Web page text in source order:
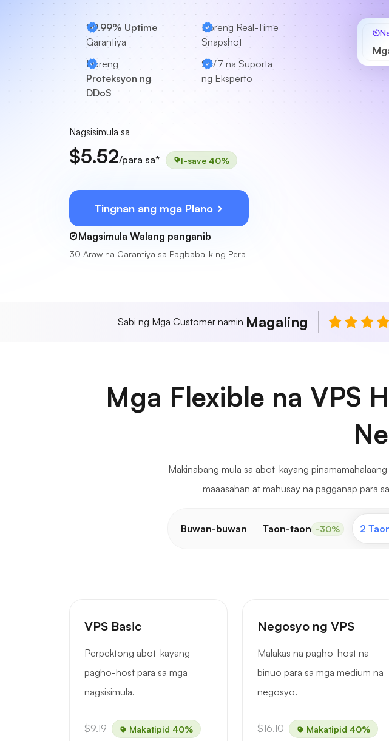
99.99% Uptime
Garantiya
Libreng Real-Time
Snapshot
Libreng
Proteksyon ng
DDoS
24/7 na Suporta
ng Eksperto
Nagsisimula sa
$5.52/para sa* I-save 40%
Tingnan ang mga Plano
Magsimula Walang panganib
30 Araw na Garantiya sa Pagbabalik ng Pera
Sabi ng Mga Customer namin Magaling
Mga Flexible na VPS
Makinabang mula sa abot-kayang
maaasahan at mahusay na pagganap para
Buwan-buwan Taon-taon -30% 2
VPS Basic
Perpektong abot-kayang
pagho-host para sa mga
nagsisimula.
$9.19 Makatipid 40%
Negosyo ng VPS
Malakas na pagho-host na
binuo para sa mga medium na
negosyo.
$16.10 Makatipid 40%